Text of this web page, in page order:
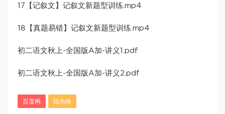
17【记叙文】记叙文新题型训练.mp4
18【真题易错】记叙文新题型训练.mp4
初二语文秋上-全国版A加-讲义1.pdf
初二语文秋上-全国版A加-讲义2.pdf
百度网 陆杰峰